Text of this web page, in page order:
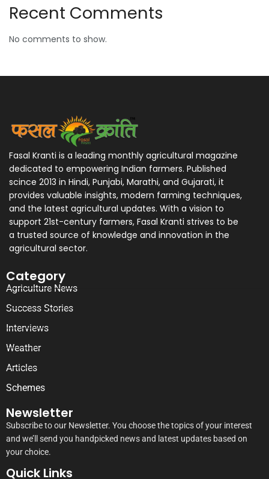
Recent Comments
No comments to show.
Fasal Kranti is a leading monthly agricultural magazine
dedicated to empowering Indian farmers. Published
scince 2013 in Hindi, Punjabi, Marathi, and Gujarati, it
provides valuable insights, modern farming techniques,
and the latest agricultural updates. With a vision to
support 21st-century farmers, Fasal Kranti strives to be
a trusted source of knowledge and innovation in the
agricultural sector.
Category
Agriculture News
Success Stories
Interviews
Weather
Articles
Schemes
Newsletter
Subscribe to our Newsletter. You choose the topics of your interest
and we’ll send you handpicked news and latest updates based on
your choice.
Quick Links